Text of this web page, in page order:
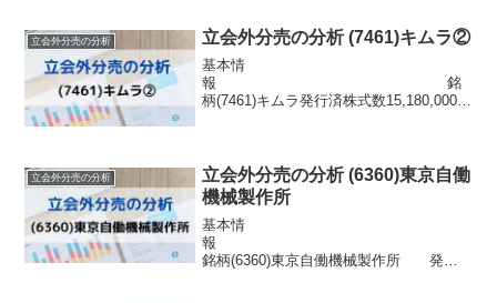
2500円分(3月)分売情...
立会外分売の分析 立会外分売の分析 (7461)キムラ②
基本情
報 銘
柄(7461)キムラ発行済株式数15,180,000
発表日 2023年1月10...
立会外分売の分析
立会外分売の分析 (6360)東京自働
機械製作所
基本情
報
銘柄(6360)東京自働機械製作所 発行